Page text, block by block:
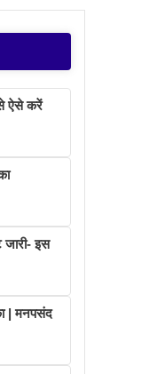
ऐसे करें
जारी- इस
| मनपसंद